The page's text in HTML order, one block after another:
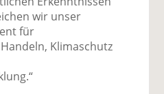
wir unser
für
Klimaschutz